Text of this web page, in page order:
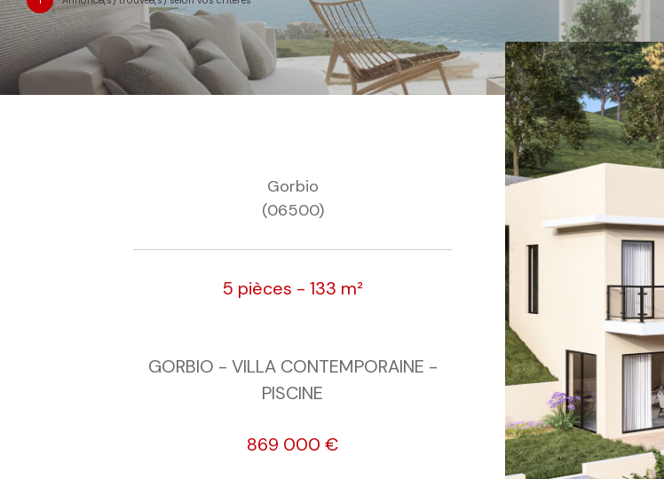
Gorbio
(06500)
5 pièces - 133 m²
GORBIO - VILLA CONTEMPORAINE -
PISCINE
869 000 €